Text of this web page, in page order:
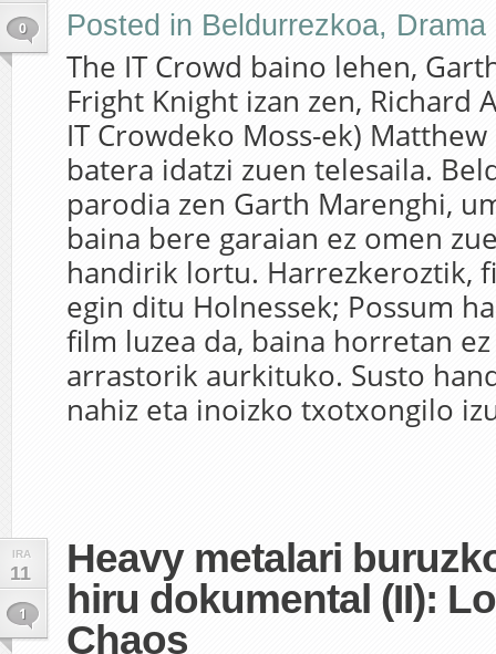
0 Posted in Beldurrezkoa, Drama
The IT Crowd baino lehen,
Fright Knight izan zen, Richard
IT Crowdeko Moss-ek)
batera idatzi zuen telesaila.
parodia zen Garth Marenghi,
baina bere garaian ez omen
handirik lortu. Harrezkeroztik,
egin ditu Holnessek; Possum
film luzea da, baina horretan
arrastorik aurkituko. Susto
nahiz eta inoizko txotxongilo
IRA
11
1
Heavy metalari
hiru dokumental (II):
Chaos